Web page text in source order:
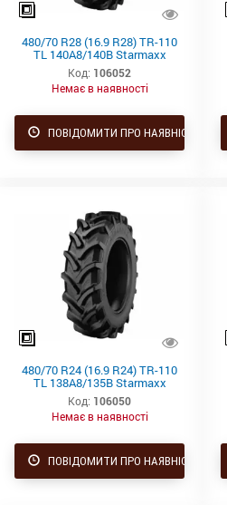
480/70 R28 (16.9 R28) TR-110
TL 140A8/140B Starmaxx
Код: 106052
Немає в наявності
ПОВІДОМИТИ ПРО НАЯВНІСТЬ
480/70 R24 (16.9 R24) TR-110
TL 138A8/135B Starmaxx
Код: 106050
Немає в наявності
ПОВІДОМИТИ ПРО НАЯВНІСТЬ